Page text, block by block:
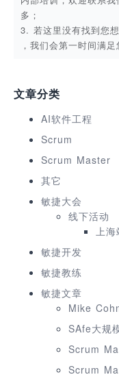
多；
3. 若这里没有找到您
，我们会第一时间满足
文章分类
AI软件工程
Scrum
Scrum Master
其它
敏捷大会
线下活动
上
敏捷开发
敏捷教练
敏捷文章
Mike
SAfe大规
Scrum
Scrum